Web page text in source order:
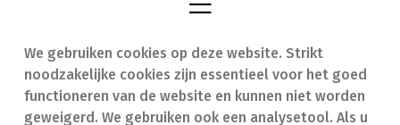
We gebruiken cookies op deze website. Strikt
noodzakelijke cookies zijn essentieel voor het goed
functioneren van de website en kunnen niet worden
geweigerd. We gebruiken ook een analysetool. Als u
Vind een apotheek
Onze expertise
In geval van nood
Contact